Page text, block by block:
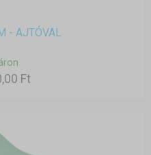
- AJTÓVAL
Ft